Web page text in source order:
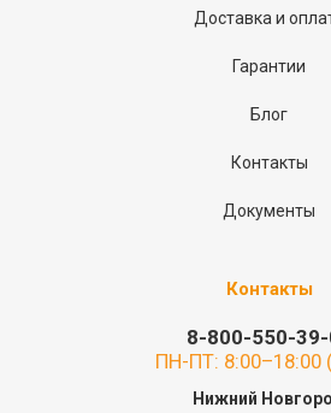
Доставка и
Гарантии
Блог
Контакты
Документы
Контакты
8-800-550-
ПН-ПТ:
Нижний